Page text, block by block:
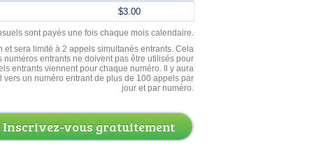
$3.00
sont payés une fois chaque mois calendaire.
sera limité à 2 appels simultanés entrants. Cela
entrants ne doivent pas être utilisés pour
entrants viennent pour chaque numéro. Il y aura
un numéro entrant de plus de 100 appels par
jour et par numéro.
Inscrivez-vous gratuitement